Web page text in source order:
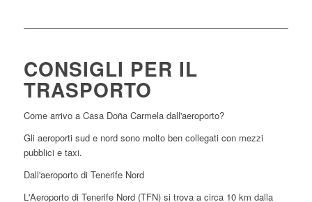
CONSIGLI PER IL
TRASPORTO
Come arrivo a Casa Doña Carmela dall'aeroporto?
Gli aeroporti sud e nord sono molto ben collegati con mezzi
pubblici e taxi.
Dall'aeroporto di Tenerife Nord
L'Aeroporto di Tenerife Nord (TFN) si trova a circa 10 km dalla